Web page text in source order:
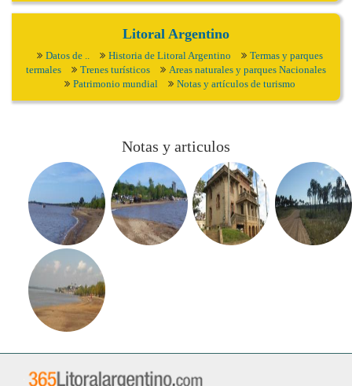
Litoral Argentino
Datos de .. Historia de Litoral Argentino
Termas y parques
termales
Trenes turísticos
Areas naturales y parques Nacionales
Patrimonio mundial
Notas y artículos de turismo
Notas y articulos